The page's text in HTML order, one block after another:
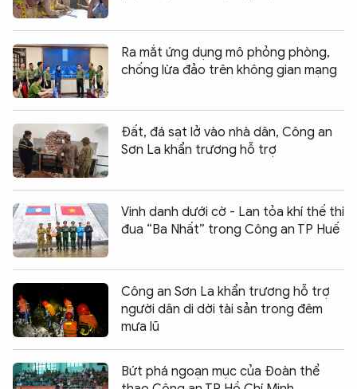
Ra mắt ứng dụng mô phỏng phòng,
chống lừa đảo trên không gian mạng
Đất, đá sạt lở vào nhà dân, Công an
Sơn La khẩn trương hỗ trợ
Vinh danh dưới cờ - Lan tỏa khí thế thi
đua “Ba Nhất” trong Công an TP Huế
Công an Sơn La khẩn trương hỗ trợ
người dân di dời tài sản trong đêm
mưa lũ
Bứt phá ngoạn mục của Đoàn thể